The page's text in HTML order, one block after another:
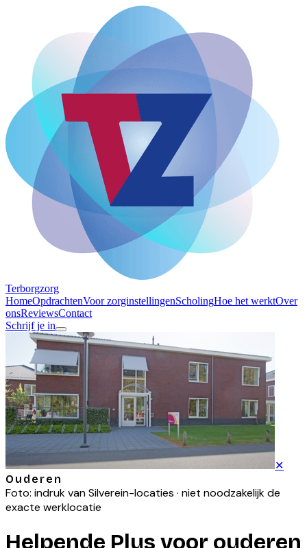
Terborgzorg
HomeOpdrachtenVoor zorginstellingenScholingHoe het werktOver
onsReviewsContact
Schrijf je in
✕
Ouderen
Foto: indruk vanSilverein-locaties · niet noodzakelijk de
exacte werklocatie
Helpende Plus voor ouderen